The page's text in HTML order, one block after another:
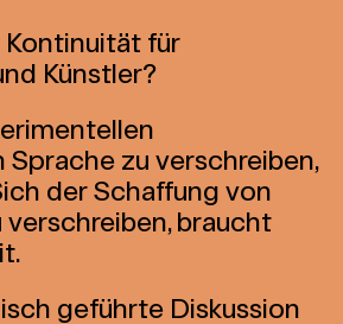
für
Künstler?
Sprache zu verschreiben,
der Schaffung von
verschreiben, braucht
geführte Diskussion